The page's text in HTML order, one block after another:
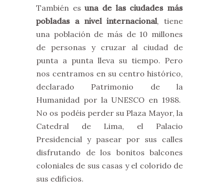
También esuna de las ciudades más
pobladas a nivel internacional, tiene
una población de más de 10 millones
de personas y cruzar al ciudad de
punta a punta lleva su tiempo. Pero
nos centramos en su centro histórico,
declarado Patrimonio de la
Humanidad por la UNESCO en 1988.
No os podéis perder su Plaza Mayor, la
Catedral de Lima, el Palacio
Presidencial y pasear por sus calles
disfrutando de los bonitos balcones
coloniales de sus casas y el colorido de
sus edificios.